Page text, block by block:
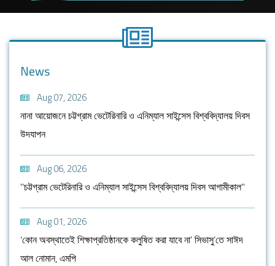
News
Aug 07, 2026
নানা আয়োজনে চট্টগ্রাম ভেটেরিনারি ও এনিম্যাল সাইন্সেস বিশ্ববিদ্যালয় দিবস
উদযাপন
Aug 06, 2026
"চট্টগ্রাম ভেটেরিনারি ও এনিম্যাল সাইন্সেস বিশ্ববিদ্যালয় দিবস আগামীকাল"
Aug 01, 2026
‘কোন অবস্থাতেই শিক্ষাপ্রতিষ্ঠানকে কলুষিত করা যাবে না’ সিভাসু’তে সাঈদ
আল নোমান, এমপি